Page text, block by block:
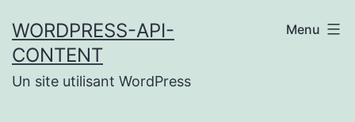
au
contenu
WORDPRESS-API-
CONTENT
Un site utilisant WordPress
Menu